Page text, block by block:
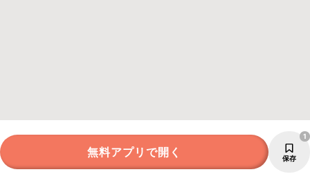
無料アプリで開く 保存
1